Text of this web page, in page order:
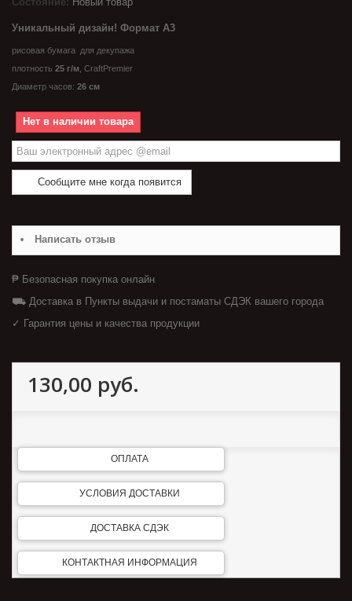
Уникальный дизайн! Формат А3
рисовая бумага для декупажа
плотность 25 г/м CraftPremier
Диаметр часов: 26 см
Нет в наличии товара
Сообщите мне когда появится
Написать отзыв
₱ Безопасная покупка онлайн
⛟ Доставка в Пункты выдачи и постаматы СДЭК вашего города
✓ Гарантия цены и качества продукции
130,00 руб.
ОПЛАТА
УСЛОВИЯ ДОСТАВКИ
ДОСТАВКА СДЭК
КОНТАКТНАЯ ИНФОРМАЦИЯ